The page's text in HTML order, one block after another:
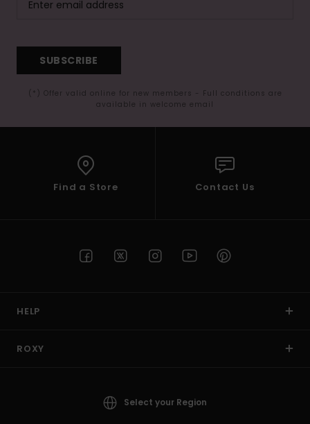
SUBSCRIBE
(*) Offer valid online for new members - Full conditions are
available in welcome email
Find a Store Contact Us
HELP
ROXY
Select your Region